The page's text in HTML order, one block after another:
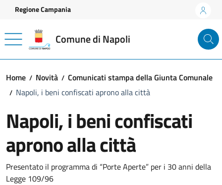
Vai ai contenuti
Vai al footer
Regione Campania
Comune di Napoli
Home Novità
Comunicati stampa della Giunta Comunale
Napoli, i beni confiscati aprono alla città
Napoli, i beni confiscati
aprono alla città
Dettagli della notizia
Presentato il programma di “Porte Aperte” per i 30 anni della
Legge 109/96